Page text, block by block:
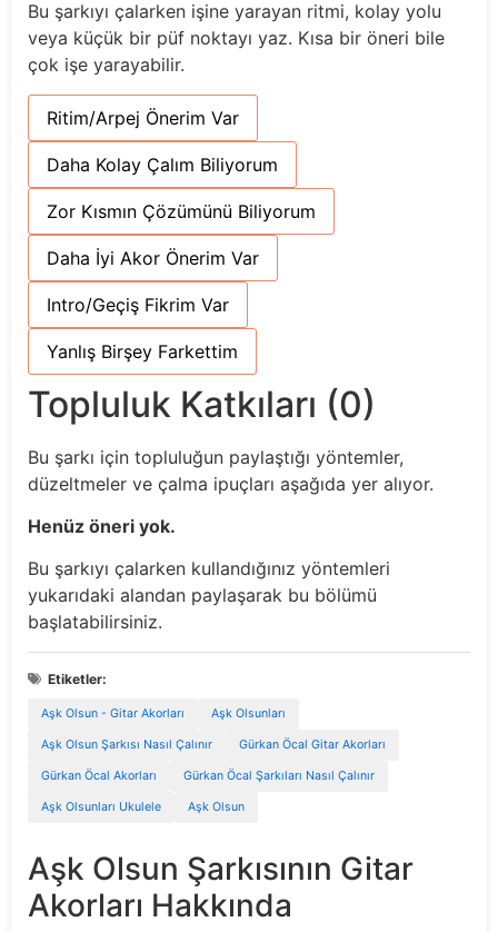
Bu şarkıyı çalarken işine yarayan ritmi, kolay yolu
veya küçük bir püf noktayı yaz. Kısa bir öneri bile
çok işe yarayabilir.
Ritim/Arpej Önerim Var
Daha Kolay Çalım Biliyorum
Zor Kısmın Çözümünü Biliyorum
Daha İyi Akor Önerim Var
Intro/Geçiş Fikrim Var
Yanlış Birşey Farkettim
Topluluk Katkıları (0)
Bu şarkı için topluluğun paylaştığı yöntemler,
düzeltmeler ve çalma ipuçları aşağıda yer alıyor.
Henüz öneri yok.
Bu şarkıyı çalarken kullandığınız yöntemleri
yukarıdaki alandan paylaşarak bu bölümü
başlatabilirsiniz.
Etiketler:
Aşk Olsun - Gitar Akorları Aşk Olsunları
Aşk Olsun Şarkısı Nasıl Çalınır Gürkan Öcal Gitar Akorları
Gürkan Öcal Akorları Gürkan Öcal Şarkıları Nasıl Çalınır
Aşk Olsunları Ukulele Aşk Olsun
Aşk Olsun Şarkısının Gitar
Akorları Hakkında